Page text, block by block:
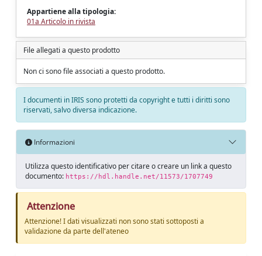
Appartiene alla tipologia:
01a Articolo in rivista
File allegati a questo prodotto
Non ci sono file associati a questo prodotto.
I documenti in IRIS sono protetti da copyright e tutti i diritti sono
riservati, salvo diversa indicazione.
Informazioni
Utilizza questo identificativo per citare o creare un link a questo
documento: https://hdl.handle.net/11573/1707749
Attenzione
Attenzione! I dati visualizzati non sono stati sottoposti a
validazione da parte dell'ateneo